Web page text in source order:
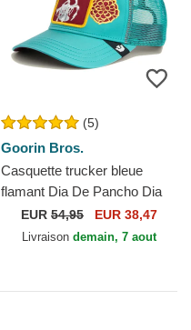
(5)
Goorin Bros.
Casquette trucker bleue
flamant Dia De Pancho Dia
De Los Muertos The Farm
Goorin Bros.
EUR 54,95 EUR 38,47
Livraison demain, 7 aout